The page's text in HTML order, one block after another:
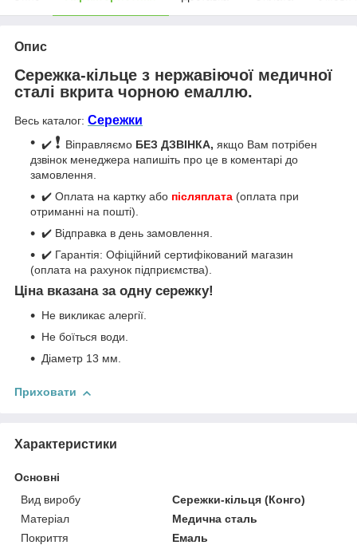
Опис
Сережка-кільце з нержавіючої медичної
сталі вкрита чорною емаллю.
Весь каталог: Сережки
✔️ ❗ Віправляємо БЕЗ ДЗВІНКА, якщо Вам потрібен
дзвінок менеджера напишіть про це в коментарі до
замовлення.
✔️ Оплата на картку або післяплата (оплата при
отриманні на пошті).
✔️ Відправка в день замовлення.
✔️ Гарантія: Офіційний сертифікований магазин
(оплата на рахунок підприємства).
Ціна вказана за одну сережку!
Не викликає алергії.
Не боїться води.
Діаметр 13 мм.
Приховати
Характеристики
Основні
Вид виробу
Сережки-кільця (Конго)
Матеріал
Медична сталь
Покриття
Емаль